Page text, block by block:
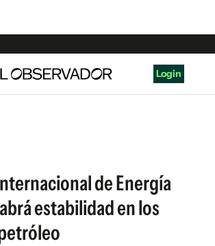
Login
de Energía
estabilidad en los